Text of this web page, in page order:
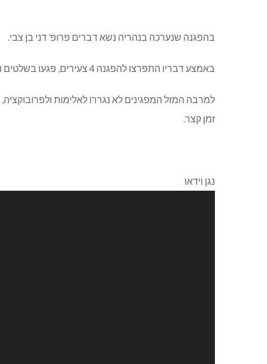
בהפגנה שנערכה בנהריה נשא דברים פרופ’ דני בן צבי.
באמצע דבריו התפרצו להפגנה 4 צעירים, פגעו בשלטים וניסו להפריע לדברים. אחד מהם היה חמוש (על אזרחי) ברובה 16M ומחסנית ב”הכנס”.
למרבה המזל המפגינים לא נגררו לאלימות
זמן קצר.
נגן וידאו